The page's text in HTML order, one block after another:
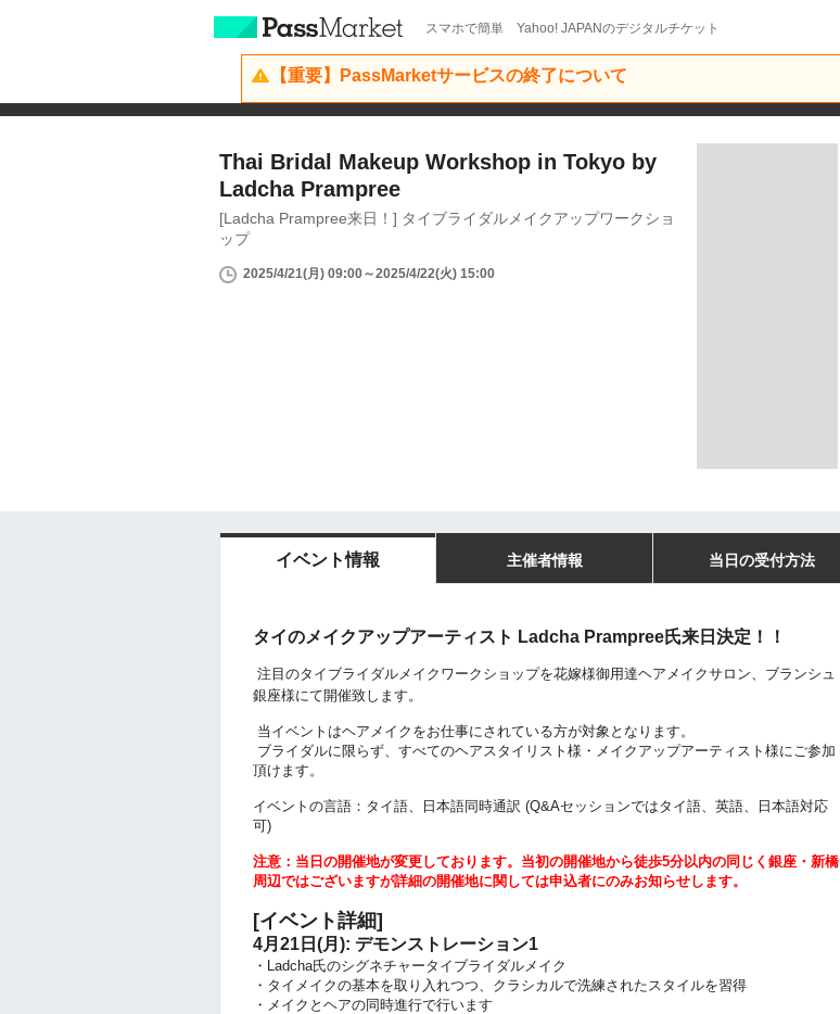
スマホで簡単 Yahoo! JAPANのデジタルチケット
【重要】PassMarketサービスの終了について
Thai Bridal Makeup Workshop in Tokyo by
Ladcha Prampree
[Ladcha Prampree来日！] タイブライダルメイクアップワークショ
ップ
2025/4/21(月) 09:00～2025/4/22(火) 15:00
イベント情報 主催者情報 当日の受付方法
タイのメイクアップアーティスト Ladcha Prampree氏来日決定！！
注目のタイブライダルメイクワークショップを花嫁様御用達ヘアメイクサロン、 ブランシュ
銀座様にて開催致します。
当イベントはヘアメイクをお仕事にされている方が対象となります。
ブライダルに限らず、すべてのヘアスタイリスト様・メイクアップアーティスト様にご参加
頂けます。
イベントの言語：タイ語、日本語同時通訳 (Q&Aセッションではタイ語、英語、日本語対応
可)
注意：当日の開催地が変更しております。当初の開催地から徒歩5分以内の同じく銀座・新橋
周辺ではございますが詳細の開催地に関しては申込者にのみお知らせします。
[イベント詳細]
4月21日(月): デモンストレーション1
・Ladcha氏のシグネチャータイブライダルメイク
・タイメイクの基本を取り入れつつ、クラシカルで洗練されたスタイルを習得
・メイクとヘアの同時進行で行います